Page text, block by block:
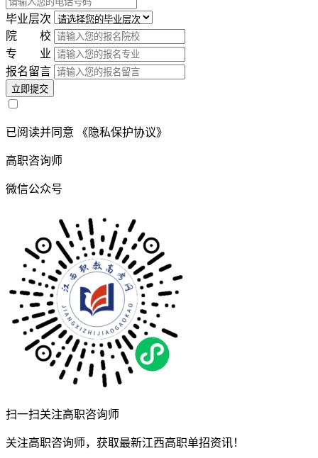
毕业层次
院 校
专 业
报名留言
立即提交
已阅读并同意 《隐私保护协议》
高职咨询师
微信公众号
扫一扫关注高职咨询师
关注高职咨询师，获取最新江西高职单招资讯！